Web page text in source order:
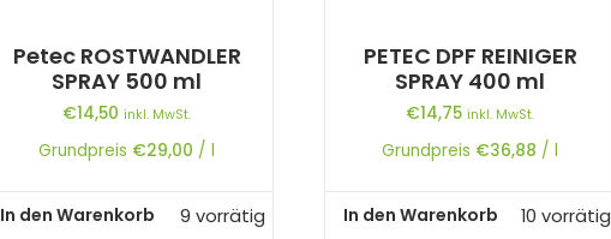
Petec ROSTWANDLER
SPRAY 500 ml
€14,50 inkl. MwSt.
Grundpreis €29,00 /l
In den Warenkorb 9 vorrätig
PETEC DPF REINIGER
SPRAY 400 ml
€14,75 inkl. MwSt.
Grundpreis €36,88 /l
In den Warenkorb 10 vorrätig